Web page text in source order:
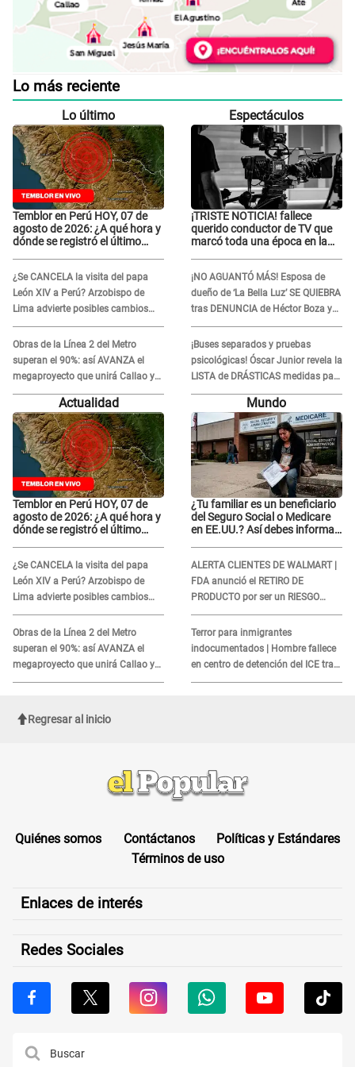
Lo más reciente
Lo último
Temblor en Perú HOY, 07 de
agosto de 2026: ¿A qué hora y
dónde se registró el último
¿Se CANCELA la visita del papa
León XIV a Perú? Arzobispo de
Lima advierte posibles cambios
por fénomeno El Niño
Obras de la Línea 2 del Metro
superan el 90%: así AVANZA el
megaproyecto que unirá Callao y
Ate
Espectáculos
¡TRISTE NOTICIA! fallece
querido conductor de TV que
marcó toda una época en la
¡NO AGUANTÓ MÁS! Esposa de
dueño de ‘La Bella Luz’ SE QUIEBRA
tras DENUNCIA de Héctor Boza y
ARREMETE contra Claudia Salazar
¡Buses separados y pruebas
psicológicas! Óscar Junior revela la
LISTA de DRÁSTICAS medidas para
prevenir acoso en 'La Bella Luz' tras
caso Naldy Saldaña
Actualidad
Temblor en Perú HOY, 07 de
agosto de 2026: ¿A qué hora y
dónde se registró el último
¿Se CANCELA la visita del papa
León XIV a Perú? Arzobispo de
Lima advierte posibles cambios
por fénomeno El Niño
Obras de la Línea 2 del Metro
superan el 90%: así AVANZA el
megaproyecto que unirá Callao y
Ate
Mundo
¿Tu familiar es un beneficiario
del Seguro Social o Medicare
en EE.UU.? Así debes informar
ALERTA CLIENTES DE WALMART |
FDA anunció el RETIRO DE
PRODUCTO por ser un RIESGO
MORTAL para consumidores: ¿Cuál
es?
Terror para inmigrantes
indocumentados | Hombre fallece
en centro de detención del ICE tras
sufrir una "emergencia médica"
Regresar al inicio
Quiénes somos Contáctanos
Políticas y Estándares
Términos de uso
Enlaces de interés
Redes Sociales